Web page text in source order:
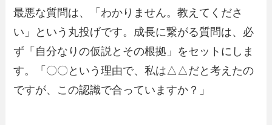
最悪な質問は、「わかりません。教えてくださ
い」という丸投げです。成長に繋がる質問は、必
ず「自分なりの仮説とその根拠」をセットにしま
す。「〇〇という理由で、私は△△だと考えたの
ですが、この認識で合っていますか？」